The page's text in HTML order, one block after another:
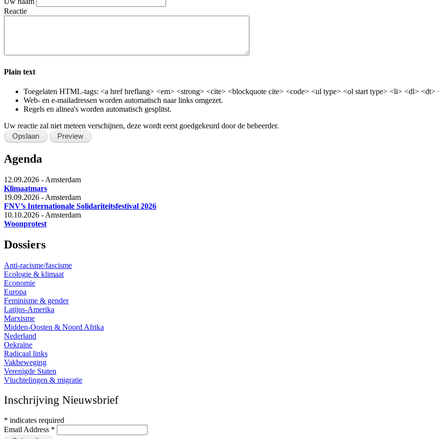
Reactie
Plain text
Toegelaten HTML-tags: <a href hreflang> <em> <strong> <cite> <blockquote cite> <code> <ul type> <ol start type> <li> <dl> <dt>
Web- en e-mailadressen worden automatisch naar links omgezet.
Regels en alinea's worden automatisch gesplitst.
Uw reactie zal niet meteen verschijnen, deze wordt eerst goedgekeurd door de beheerder.
Agenda
12.09.2026 - Amsterdam
Klimaatmars
19.09.2026 - Amsterdam
FNV’s Internationale Solidariteitsfestival 2026
10.10.2026 - Amsterdam
Woonprotest
Dossiers
Anti-racisme/fascisme
Ecologie & klimaat
Economie
Europa
Feminisme & gender
Latijns-Amerika
Marxisme
Midden-Oosten & Noord Afrika
Nederland
Oekraïne
Radicaal links
Vakbeweging
Verenigde Staten
Vluchtelingen & migratie
Inschrijving Nieuwsbrief
* indicates required
Email Address *